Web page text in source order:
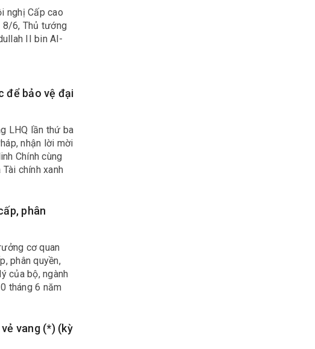
nghị Cấp cao
8/6, Thủ tướng
II bin Al-
để bảo vệ đại
LHQ lần thứ ba
nhận lời mời
Chính cùng
chính xanh
phân
cơ quan
phân quyền,
của bộ, ngành
tháng 6 năm
vang (*) (kỳ